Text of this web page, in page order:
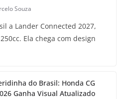
Souza
a Lander Connected 2027,
Ela chega com design
do Brasil: Honda CG
Ganha Visual Atualizado